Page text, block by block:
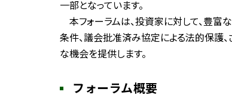
一部となっています。
本フォーラムは、投資家に対して、豊富
条件、議会批准済み協定による法的保護
な機会を提供します。
フォーラム概要